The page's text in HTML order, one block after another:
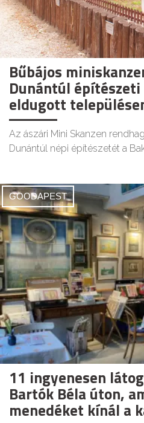
Bűbájos
Dunántúl
eldugott
Az ászári Mini Skanzen
Dunántúl népi építészetét a
GOODAPEST
11 ingyenesen
Bartók Béla úton,
menedéket kínál a